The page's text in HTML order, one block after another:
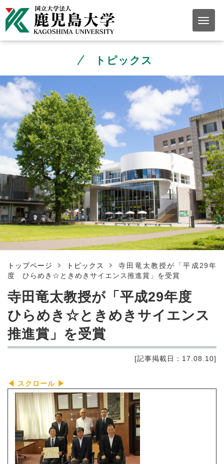
トピックス
トップページ トピックス
寺田竜太教授が「平成29年
度 ひらめき☆ときめきサイエンス推進賞」を受賞
寺田竜太教授が「平成29年度
ひらめき☆ときめきサイエンス
推進賞」を受賞
[記事掲載日：17.08.10]